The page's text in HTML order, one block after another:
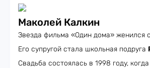
Маколей Калкин
Звезда фильма «Один дома» женился
Его супругой стала школьная подруга
Свадьба состоялась в 1998 году,